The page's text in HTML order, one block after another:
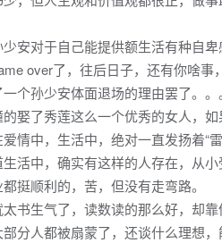
安对于自己能提供额生活有种自
over了，往后日子，还有你啥事
孙少安体面退场的理由罢了。。
娶了秀莲这么一个优秀的女人，
情中，生活中，绝对一直发扬着
活中，确实有这样的人存在，从
挺顺利的，苦，但没有走弯路。
书生气了，读数读的那么好，却
分人都被扇蒙了，还谈什么理想